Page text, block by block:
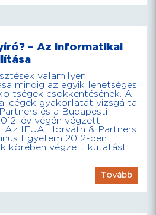
– Az informatikai
valamilyen
mindig az egyik lehetséges
csökkentésének. A
cégek gyakorlatát vizsgálta
és a Budapesti
év végén végzett
Az IFUA Horváth & Partners
Egyetem 2012-ben
körében végzett kutatást
Tovább